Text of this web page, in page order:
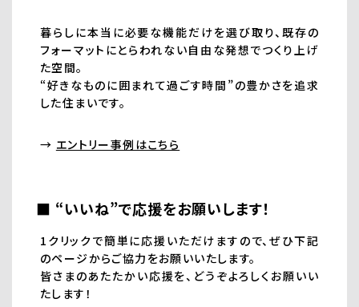
暮らしに本当に必要な機能だけを選び取り、既存の
フォーマットにとらわれない自由な発想でつくり上げ
た空間。
“好きなものに囲まれて過ごす時間”の豊かさを追求
した住まいです。
→ エントリー事例はこちら
■ “いいね”で応援をお願いします！
1クリックで簡単に応援いただけますので、ぜひ下記
のページからご協力をお願いいたします。
皆さまのあたたかい応援を、どうぞよろしくお願いい
たします！